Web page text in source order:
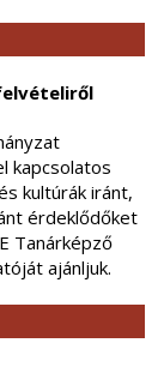
kapcsolatos
kultúrák iránt,
érdeklődőket
Tanárképző
ajánljuk.